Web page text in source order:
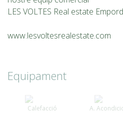
LES VOLTES Real estate
www.lesvoltesrealestate.com
Equipament
Calefacció A.